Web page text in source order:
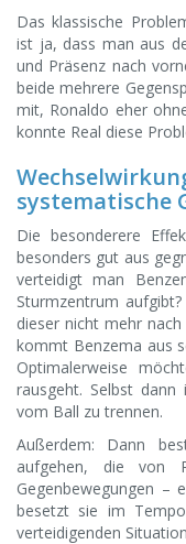
Das klassische
ist ja, dass man aus
und Präsenz nach
beide mehrere
mit, Ronaldo eher
konnte Real diese
systematische
Die besonderere
besonders gut aus
verteidigt man
Sturmzentrum
dieser nicht mehr
kommt Benzema aus
Optimalerweise
rausgeht. Selbst
vom Ball zu trennen.
Außerdem: Dann
aufgehen, die von
Gegenbewegungen –
besetzt sie im
verteidigenden